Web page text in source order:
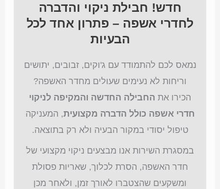
חדש! חבילת ניקוי והדברה
לחדרי אשפה – פתרון אחד לכל
הבעיות
נמאס לכם להתמודד עם ג'וקים, זבובים, יתושים
וריחות לא נעימים שעולים מחדר האשפה?
הכירו את החבילה החדשה והמקיפה לניקוי
חדרי אשפה כולל הדברה מקצועית, המעניקה
טיפול יסודי במקור הבעיה ולא רק בתוצאה.
במסגרת השירות אנו מבצעים ניקוי מקצועי של
חדר האשפה, הסרת לכלוך, שאריות פסולת
ומשקעים שהצטברו לאורך זמן, ולאחר מכן